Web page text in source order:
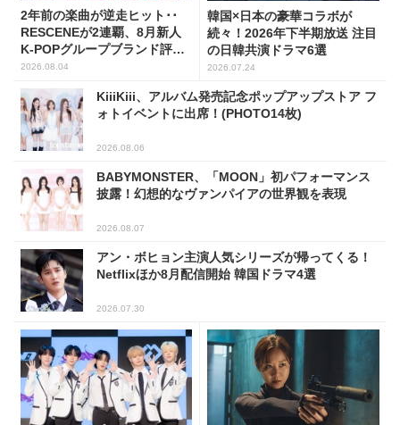
2年前の楽曲が逆走ヒット･･
RESCENEが2連覇、8月新人
K-POPグループブランド評判
トップ5
2026.08.04
韓国×日本の豪華コラボが
続々！2026年下半期放送 注目
の日韓共演ドラマ6選
2026.07.24
KiiiKiii、アルバム発売記念ポップアップストア フ
ォトイベントに出席！(PHOTO14枚)
2026.08.06
BABYMONSTER、「MOON」初パフォーマンス
披露！幻想的なヴァンパイアの世界観を表現
2026.08.07
アン・ボヒョン主演人気シリーズが帰ってくる！
Netflixほか8月配信開始 韓国ドラマ4選
2026.07.30